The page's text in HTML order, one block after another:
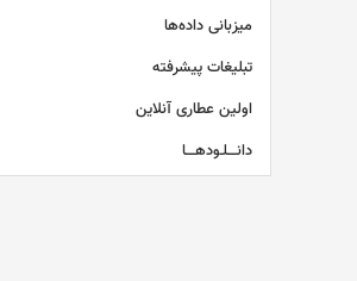
میزبانی داده‌ها
تبلیغات پیشرفته
اولین عطاری آنلاین
دانــــلـودهــــا